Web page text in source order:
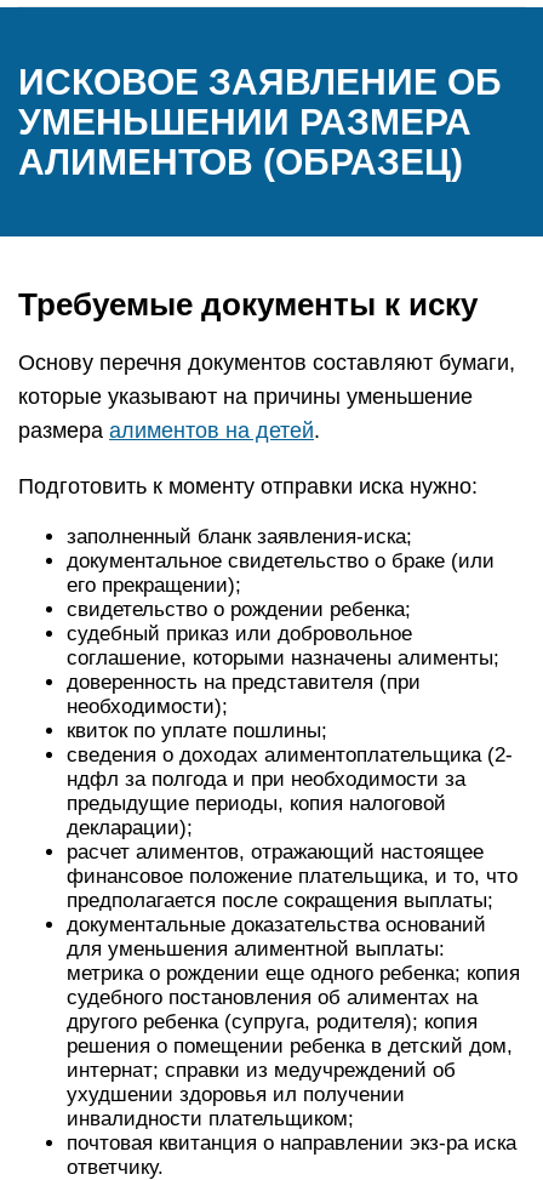
ИСКОВОЕ ЗАЯВЛЕНИЕ ОБ
УМЕНЬШЕНИИ РАЗМЕРА
АЛИМЕНТОВ (ОБРАЗЕЦ)
Требуемые документы к иску
Основу перечня документов составляют бумаги,
которые указывают на причины уменьшение
размера алиментов на детей.
Подготовить к моменту отправки иска нужно:
заполненный бланк заявления-иска;
документальное свидетельство о браке (или
его прекращении);
свидетельство о рождении ребенка;
судебный приказ или добровольное
соглашение, которыми назначены алименты;
доверенность на представителя (при
необходимости);
квиток по уплате пошлины;
сведения о доходах алиментоплательщика (2-
ндфл за полгода и при необходимости за
предыдущие периоды, копия налоговой
декларации);
расчет алиментов, отражающий настоящее
финансовое положение плательщика, и то, что
предполагается после сокращения выплаты;
документальные доказательства оснований
для уменьшения алиментной выплаты:
метрика о рождении еще одного ребенка; копия
судебного постановления об алиментах на
другого ребенка (супруга, родителя); копия
решения о помещении ребенка в детский дом,
интернат; справки из медучреждений об
ухудшении здоровья ил получении
инвалидности плательщиком;
почтовая квитанция о направлении экз-ра иска
ответчику.